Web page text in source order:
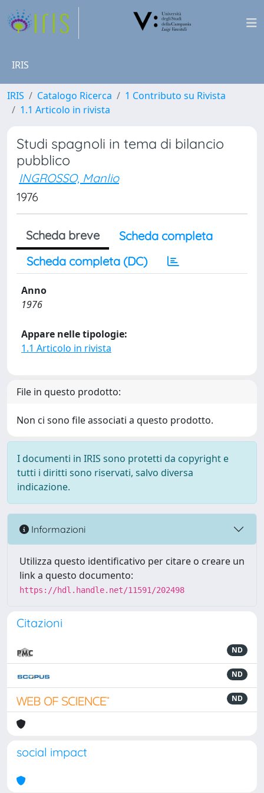
IRIS
IRIS Catalogo Ricerca
1 Contributo su Rivista
1.1 Articolo in rivista
Studi spagnoli in tema di bilancio
pubblico
INGROSSO, Manlio
1976
Scheda breve
Scheda completa
Scheda completa (DC)
Anno
1976
Appare nelle tipologie:
1.1 Articolo in rivista
File in questo prodotto:
Non ci sono file associati a questo prodotto.
I documenti in IRIS sono protetti da copyright e
tutti i diritti sono riservati, salvo diversa
indicazione.
Informazioni
Utilizza questo identificativo per citare o creare un
link a questo documento:
https://hdl.handle.net/11591/202498
Citazioni
ND
ND
ND
social impact